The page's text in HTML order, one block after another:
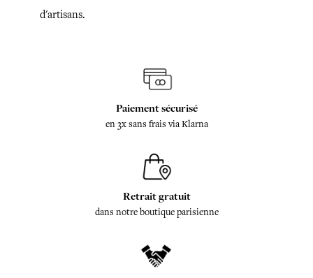
d'artisans.
Paiement sécurisé
en 3x sans frais via Klarna
Retrait gratuit
dans notre boutique parisienne